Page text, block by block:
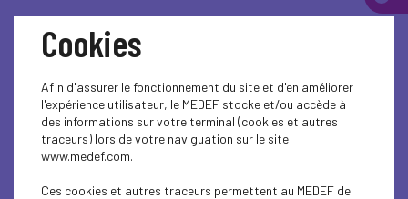
RH
Crédits photos : Stéphane Vray
Cookies
Afin d'assurer le fonctionnement du site et d'en améliorer
l'expérience utilisateur, le MEDEF stocke et/ou accède à
des informations sur votre terminal (cookies et autres
traceurs) lors de votre naviguation sur le site
www.medef.com.
Ces cookies et autres traceurs permettent au MEDEF de